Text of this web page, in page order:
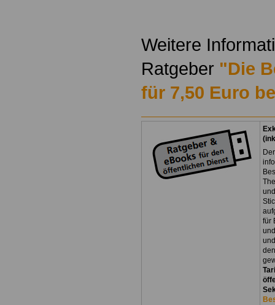
Weitere
Ratgeber "Die
für 7,50 Euro
für